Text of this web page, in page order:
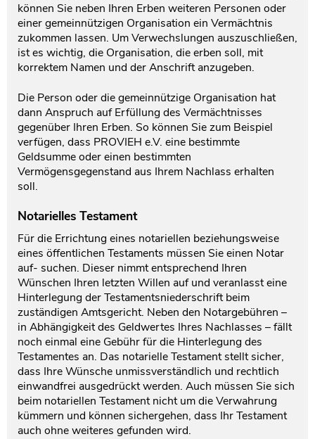
können Sie neben Ihren Erben weiteren Personen oder
einer gemeinnützigen Organisation ein Vermächtnis
zukommen lassen. Um Verwechslungen auszuschließen,
ist es wichtig, die Organisation, die erben soll, mit
korrektem Namen und der Anschrift anzugeben.
Die Person oder die gemeinnützige Organisation hat
dann Anspruch auf Erfüllung des Vermächtnisses
gegenüber Ihren Erben. So können Sie zum Beispiel
verfügen, dass PROVIEH e.V. eine bestimmte
Geldsumme oder einen bestimmten
Vermögensgegenstand aus Ihrem Nachlass erhalten
soll.
Notarielles Testament
Für die Errichtung eines notariellen beziehungsweise
eines öffentlichen Testaments müssen Sie einen Notar
auf- suchen. Dieser nimmt entsprechend Ihren
Wünschen Ihren letzten Willen auf und veranlasst eine
Hinterlegung der Testamentsniederschrift beim
zuständigen Amtsgericht. Neben den Notargebühren –
in Abhängigkeit des Geldwertes Ihres Nachlasses – fällt
noch einmal eine Gebühr für die Hinterlegung des
Testamentes an. Das notarielle Testament stellt sicher,
dass Ihre Wünsche unmissverständlich und rechtlich
einwandfrei ausgedrückt werden. Auch müssen Sie sich
beim notariellen Testament nicht um die Verwahrung
kümmern und können sichergehen, dass Ihr Testament
auch ohne weiteres gefunden wird.